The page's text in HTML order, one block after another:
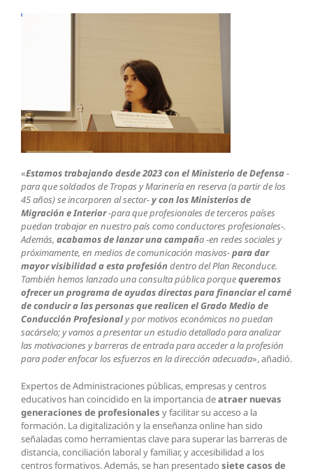
«Estamos trabajando desde 2023 con el Ministerio deDefensa-
para que soldados de Tropas y Marinería en reserva (a partir de los
45 años) se incorporen al sector-y con los Ministerios de
Migración e Interior-para que profesionales de terceros países
puedan trabajar en nuestro país como conductores profesionales-.
Además, acabamos de lanzar una campaña -en redes sociales y
próximamente, en medios de comunicación masivos-para dar
mayor visibilidad a esta profesión dentro del Plan Reconduce.
También hemos lanzado una consulta pública porquequeremos
ofrecer un programa de ayudas directas para financiar el carné
de conducir a las personas que realicen el Grado Medio de
Conducción Profesionaly por motivos económicos no puedan
sacárselo; y vamos a presentar un estudio detallado para analizar
las motivaciones y barreras de entrada para acceder a la profesión
para poder enfocar los esfuerzos en la dirección adecuada», añadió.
Expertos de Administraciones públicas, empresas y centros
educativos han coincidido en la importancia deatraer nuevas
generaciones de profesionales y facilitar su acceso a la
formación. La digitalización y la enseñanza online han sido
señaladas como herramientas clave para superar las barreras de
distancia, conciliación laboral y familiar, y accesibilidad a los
centros formativos. Además, se han presentado siete casos de